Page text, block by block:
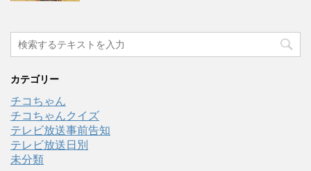
カテゴリー
チコちゃん
チコちゃんクイズ
テレビ放送事前告知
テレビ放送日別
未分類